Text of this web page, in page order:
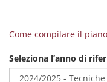
Come compilare il
Seleziona l’anno di